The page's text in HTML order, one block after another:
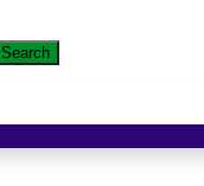
Search